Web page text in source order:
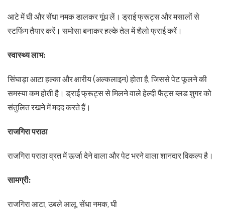
आटे में घी और सेंधा नमक डालकर गूंध लें। ड्राई फ्रूट्स और मसालों से
स्टफिंग तैयार करें। समोसा बनाकर हल्के तेल में शैलो फ्राई करें।
स्वास्थ्य लाभ:
सिंघाड़ा आटा हल्का और क्षारीय (अल्कलाइन) होता है, जिससे पेट फूलने की
समस्या कम होती है। ड्राई फ्रूट्स से मिलने वाले हेल्दी फैट्स ब्लड शुगर को
संतुलित रखने में मदद करते हैं।
राजगिरा पराठा
राजगिरा पराठा व्रत में ऊर्जा देने वाला और पेट भरने वाला शानदार विकल्प है।
सामग्री:
राजगिरा आटा, उबले आलू, सेंधा नमक, घी